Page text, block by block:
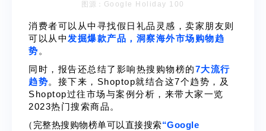
图源： Google Holiday 100
消费者可以从中寻找假日礼品灵感，卖家朋友则
可以从中发掘爆款产品， 洞察海外市场购物趋
势 。
同时，报告还总结了影响热搜购物榜的7大流行
趋势。接下来，Shoptop就结合这7个趋势，及
Shoptop过往市场与案例分析，来带大家一览
2023热门搜索商品。
（完整热搜购物榜单可以直接搜索“Google